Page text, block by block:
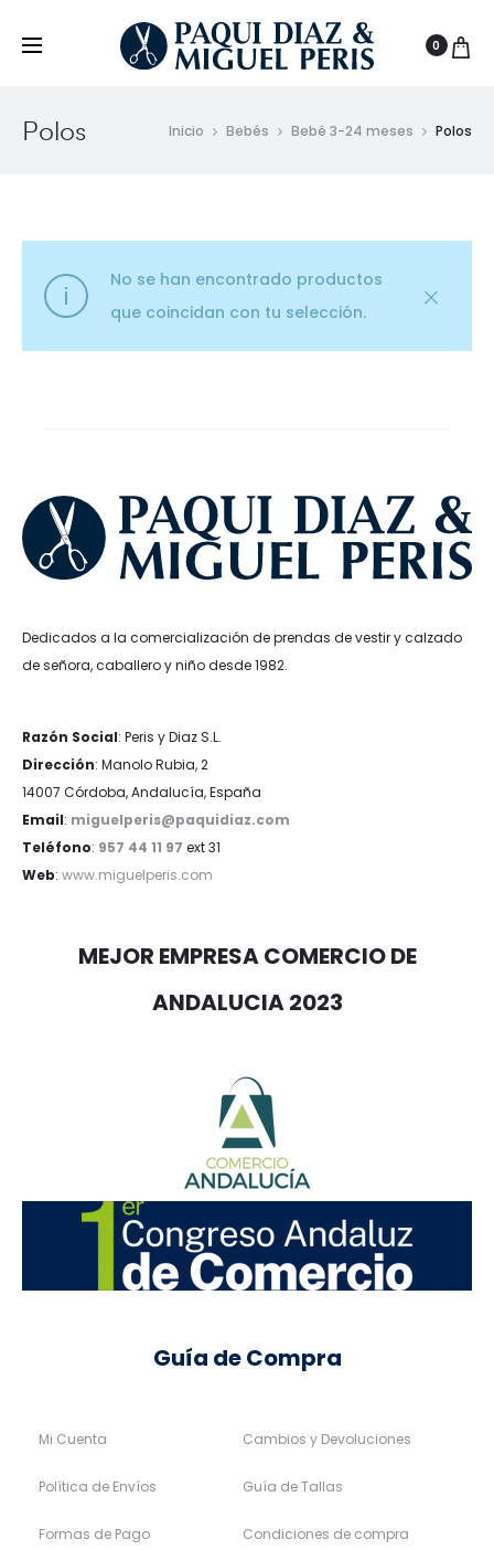
0
Polos Inicio Bebés Bebé 3-24 meses Polos
No se han encontrado productos
que coincidan con tu selección.
Dedicados a la comercialización de prendas de vestir y calzado
de señora, caballero y niño desde 1982.
Razón Social: Peris y Diaz S.L.
Dirección: Manolo Rubia, 2
14007 Córdoba, Andalucía, España
Email: miguelperis@paquidiaz.com
Teléfono: 957 44 11 97 ext 31
Web: www.miguelperis.com
MEJOR EMPRESA COMERCIO DE
ANDALUCIA 2023
Guía de Compra
Mi Cuenta
Política de Envíos
Formas de Pago
Cambios y Devoluciones
Guía de Tallas
Condiciones de compra